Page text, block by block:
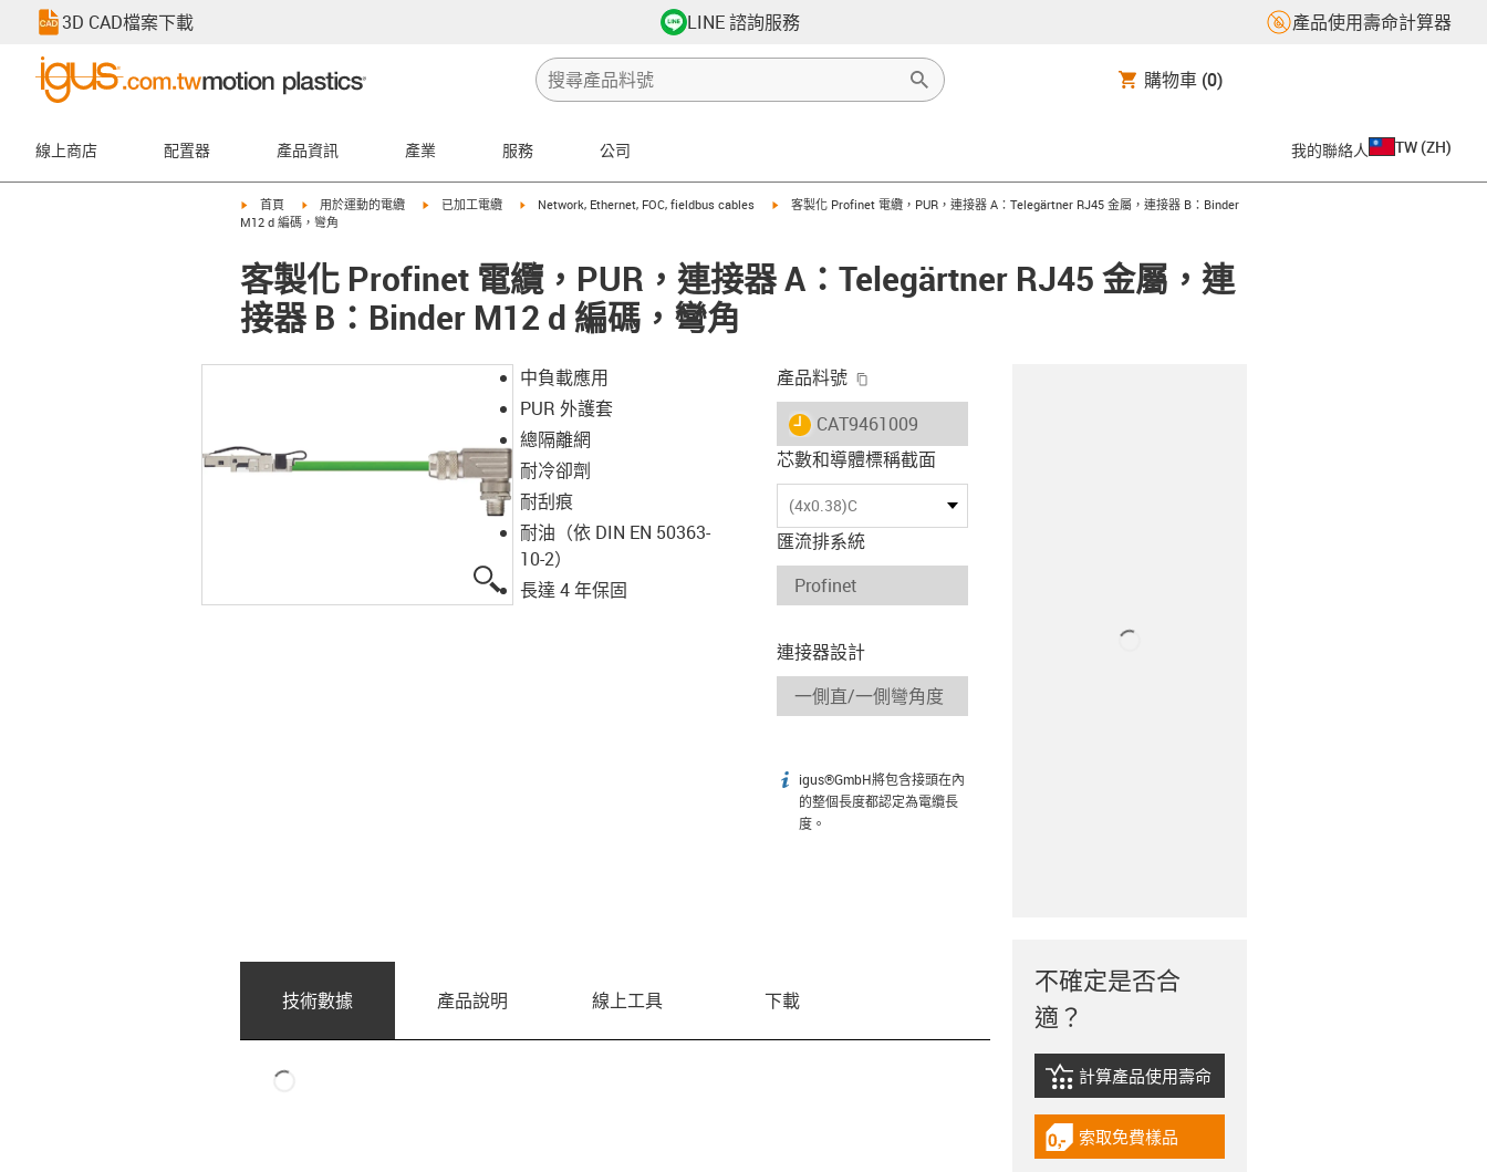
3D CAD檔案下載 LINE 諮詢服務 產品使用壽命計算器
購物車 (0)
線上商店 配置器 產品資訊 產業 服務 公司 我的聯絡人 TW (ZH)
igus-icon-arrow-right
首頁 igus-icon-arrow-right
用於運動的電纜 igus-icon-arrow-right
已加工電纜 igus-icon-arrow-right
Network, Ethernet, FOC, fieldbus cables igus-icon-arrow-right
客製化 Profinet 電纜，PUR，連接器 A：Telegärtner RJ45 金屬，連接器 B：Binder
M12 d 編碼，彎角
客製化 Profinet 電纜，PUR，連接器 A：Telegärtner RJ45 金屬，連
接器 B：Binder M12 d 編碼，彎角
igus-icon-lupe
中負載應用
PUR 外護套
總隔離網
耐冷卻劑
耐刮痕
耐油（依 DIN EN 50363-
10-2）
長達 4 年保固
產品料號
igus-icon-lieferzeit
CAT9461009
芯數和導體標稱截面
(4x0.38)C
匯流排系統
連接器設計
igus-icon-info
igus®GmbH將包含接頭在內
的整個長度都認定為電纜長
度。
技術數據 產品說明 線上工具 下載
不確定是否合
適？
igus-icon-lebensdauerrechner
計算產品使用壽命
igus-icon-gratismuster
索取免費樣品